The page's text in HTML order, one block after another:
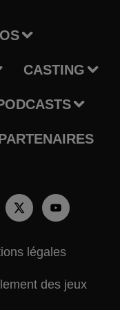
CASTING
légales
des jeux